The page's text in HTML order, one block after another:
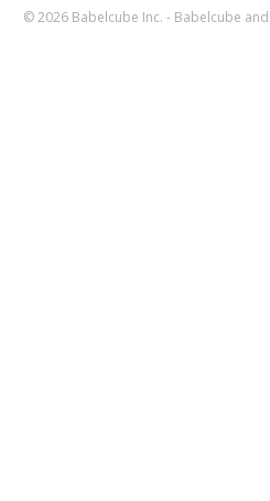
© 2026 Babelcube Inc. - Babelcube